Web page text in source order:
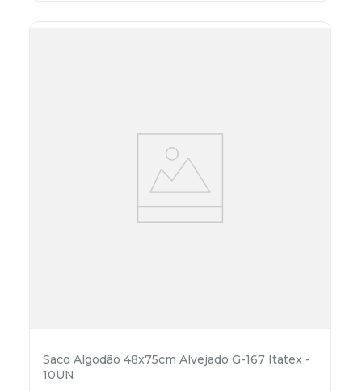
Saco Algodão 48x75cm Alvejado G-167 Itatex -
10UN